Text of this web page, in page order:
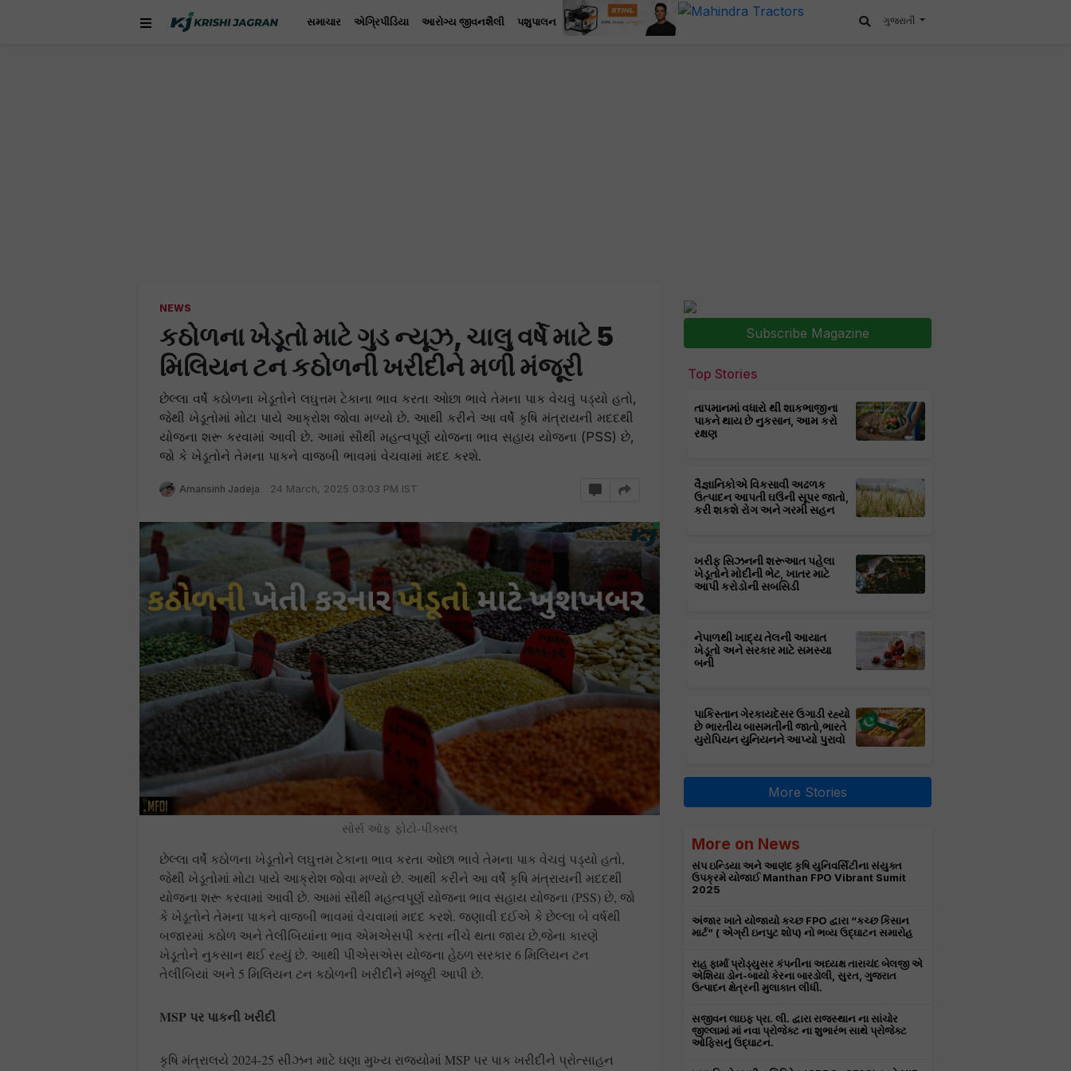
સમાચાર એગ્રિપીડિયા આરોગ્ય જીવનશૈલી પશુપાલન ગુજરાતી
NEWS
કઠોળના ખેડૂતો માટે ગુડ ન્યૂઝ, ચાલુ વર્ષે માટે 5
મિલિયન ટન કઠોળની ખરીદીને મળી મંજૂરી
છેલ્લા વર્ષે કઠોળના ખેડૂતોને લઘુત્તમ ટેકાના ભાવ કરતા ઓછા ભાવે તેમના પાક વેચવું પડ્યો હતો,
જેથી ખેડૂતોમાં મોટા પાયે આક્રોશ જોવા મળ્યો છે. આથી કરીને આ વર્ષે કૃષિ મંત્રાયની મદદથી
યોજના શરૂ કરવામાં આવી છે. આમાં સૌથી મહત્વપૂર્ણ યોજના ભાવ સહાય યોજના (PSS) છે,
જો કે ખેડૂતોને તેમના પાકને વાજબી ભાવમાં વેચવામાં મદદ કરશે.
Amansinh Jadeja 24 March, 2025 03:03 PM IST
સોર્સ ઑફ ફોટો-પીક્સલ
છેલ્લા વર્ષે કઠોળના ખેડૂતોને લઘુત્તમ ટેકાના ભાવ કરતા ઓછા ભાવે તેમના પાક વેચવું પડ્યો હતો,
જેથી ખેડૂતોમાં મોટા પાયે આક્રોશ જોવા મળ્યો છે. આથી કરીને આ વર્ષે કૃષિ મંત્રાયની મદદથી
યોજના શરૂ કરવામાં આવી છે. આમાં સૌથી મહત્વપૂર્ણ યોજના ભાવ સહાય યોજના (PSS) છે, જો
કે ખેડૂતોને તેમના પાકને વાજબી ભાવમાં વેચવામાં મદદ કરશે. જણાવી દઈએ કે છેલ્લા બે વર્ષથી
બજારમાં કઠોળ અને તેલીબિયાંના ભાવ એમએસપી કરતા નીચે થતા જાય છે,જેના કારણે
ખેડૂતોને નુકસાન થઈ રહ્યું છે. આથી પીએસએસ યોજના હેઠળ સરકાર 6 મિલિયન ટન
તેલીબિયાં અને 5 મિલિયન ટન કઠોળની ખરીદીને મંજૂરી આપી છે.
MSPપર પાકની ખરીદી
કૃષિ મંત્રાલયે 2024-25 સીઝન માટે ઘણા મુખ્ય રાજ્યોમાં MSP પર પાક ખરીદીને પ્રોત્સાહન
Subscribe Magazine
Top Stories
તાપમાનમાં વધારો થી શાકભાજીના
પાકને થાય છે નુકસાન, આમ કરો
રક્ષણ
વૈજ્ઞાનિકોએ વિકસાવી અઢળક
ઉત્પાદન આપતી ઘઉંની સૂપર જાતો,
કરી શકશે રોગ અને ગરમી સહન
ખરીફ સિઝનની શરૂઆત પહેલા
ખેડૂતોને મોદીની ભેટ, ખાતર માટે
આપી કરોડોની સબસિડી
નેપાળથી ખાદ્ય તેલની આયાત
ખેડૂતો અને સરકાર માટે સમસ્યા
બની
પાકિસ્તાન ગેરકાયદેસર ઉગાડી રહ્યો
છે ભારતીય બાસમતીની જાતો,ભારતે
યુરોપિયન યુનિયનને આપ્યો પુરાવો
More Stories
More on News
સંપ ઇન્ડિયા અને આણંદ કૃષિ યુનિવર્સિટીના સંયુક્ત
ઉપક્રમે યોજાઈ Manthan FPO Vibrant Sumit
2025
અંજાર ખાતે યોજાયો કચ્છ FPO દ્વારા “કચ્છ કિસાન
માર્ટ” ( એગ્રી ઇનપુટ શોપ) નો ભવ્ય ઉદ્ઘાટન સમારોહ
રાહ ફાર્મા પ્રોડ્યુસર કંપનીના અધ્યક્ષ તારાચંદ બેલજી એ
એશિયા ડોન-બાયો કેરના બારડોલી, સુરત, ગુજરાત
ઉત્પાદન ક્ષેત્રની મુલાકાત લીધી.
સજીવન લાઇફ પ્રા. લી. દ્વારા રાજસ્થાન ના સાંચોર
જીલ્લામાં માં નવા પ્રોજેક્ટ ના શુભારંભ સાથે પ્રોજેક્ટ
ઓફિસનું ઉદ્ઘાટન.